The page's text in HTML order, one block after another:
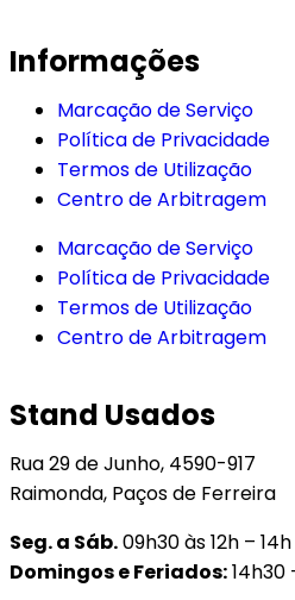
Informações
Marcação de Serviço
Política de Privacidade
Termos de Utilização
Centro de Arbitragem
Marcação de Serviço
Política de Privacidade
Termos de Utilização
Centro de Arbitragem
Stand Usados
Rua 29 de Junho, 4590-917
Raimonda, Paços de Ferreira
Seg. a Sáb.09h30 às 12h – 14h
Domingos e Feriados:14h30